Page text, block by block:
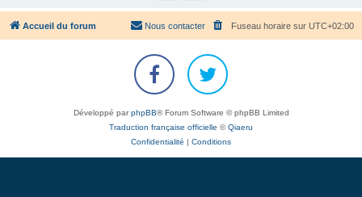
c
h
Accueil du forum Fuseau horaire sur UTC+02:00
Nous contacter
Développé parphpBB® Forum Software © phpBB Limited
Traduction française officielle ©Qiaeru
Confidentialité
Conditions